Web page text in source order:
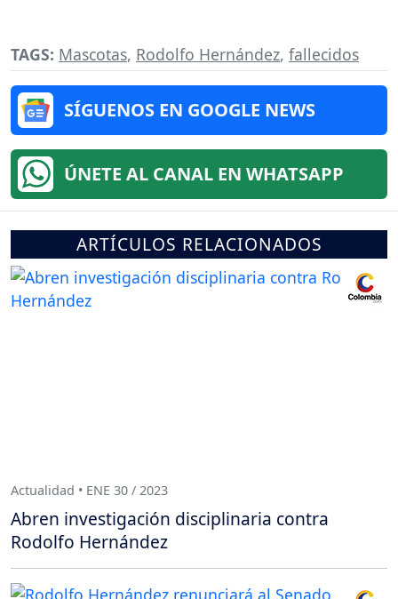
TAGS: Mascotas, Rodolfo Hernández, fallecidos
SÍGUENOS EN GOOGLE NEWS
ÚNETE AL CANAL EN WHATSAPP
ARTÍCULOS RELACIONADOS
Actualidad • ENE 30 / 2023
Abren investigación disciplinaria contra
Rodolfo Hernández